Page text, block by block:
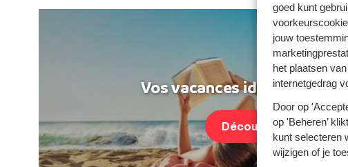
goed kunt
jouw
het plaatsen
internetgedrag
Door op
op 'Beheren’
kunt selecteren
wijzigen of je
Vos vacances idéales au
Découvrir